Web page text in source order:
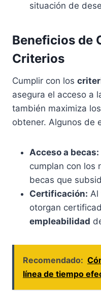
situación de
Beneficios de
Criterios
Cumplir con los
asegura el acceso a
también maximiza los
obtener. Algunos de
Acceso a becas:
cumplan con los
becas que
Certificación: Al
otorgan
empleabilidad
Recomendado:
línea de tiempo